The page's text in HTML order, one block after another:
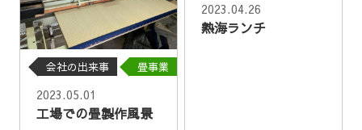
会社の出来事 畳事業
2023.05.01
工場での畳製作風景
2023.04.26
熱海ランチ